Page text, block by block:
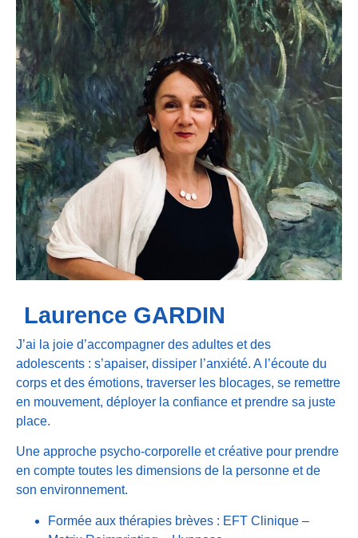
Laurence GARDIN
J’ai la joie d’accompagner des adultes et des
adolescents : s’apaiser, dissiper l’anxiété. A l’écoute du
corps et des émotions, traverser les blocages, se remettre
en mouvement, déployer la confiance et prendre sa juste
place.
Une approche psycho-corporelle et créative pour prendre
en compte toutes les dimensions de la personne et de
son environnement.
Formée aux thérapies brèves : EFT Clinique –